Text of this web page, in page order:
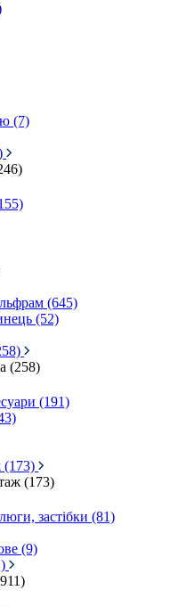
(7)
(645)
(52)
(258)
(191)
(173)
(173)
застібки (81)
(9)